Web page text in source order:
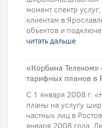
момент спектр
клиентам в
объектов и
читать дальше
«Корбина Телеком»
тарифных планов в
С 1 января 2008 г.
планы на услугу
частных лиц в
января 2008 года.